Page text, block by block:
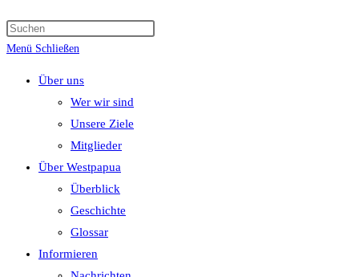
umschalten
Menü Schließen
Über uns
Wer wir sind
Unsere Ziele
Mitglieder
Über Westpapua
Überblick
Geschichte
Glossar
Informieren